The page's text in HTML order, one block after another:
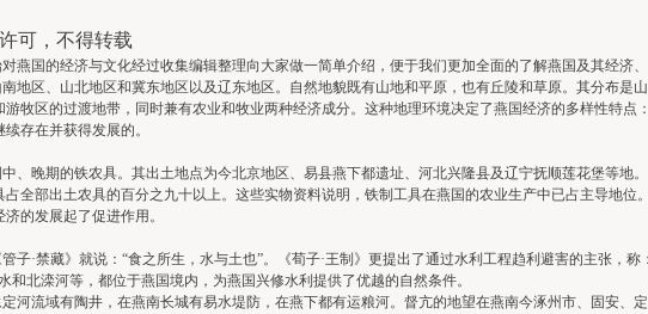
不得转载
国的经济与文化经过收集编辑整理向大家做一简单介绍，便于我们更加全面的了解燕国及其经济、
区、山北地区和冀东地区以及辽东地区。自然地貌既有山地和平原，也有丘陵和草原。其分布是
牧区的过渡地带，同时兼有农业和牧业两种经济成分。这种地理环境决定了燕国经济的多样性特
存在并获得发展的。
晚期的铁农具。其出土地点为今北京地区、易县燕下都遗址、河北兴隆县及辽宁抚顺莲花堡等地
全部出土农具的百分之九十以上。这些实物资料说明，铁制工具在燕国的农业生产中已占主导地
的发展起了促进作用。
·禁藏》就说：“食之所生，水与土也”。《荀子·王制》更提出了通过水利工程趋利避害的主张，
北滦河等，都位于燕国境内，为燕国兴修水利提供了优越的自然条件。
流域有陶井，在燕南长城有易水堤防，在燕下都有运粮河。督亢的地望在燕南今涿州市、固安、